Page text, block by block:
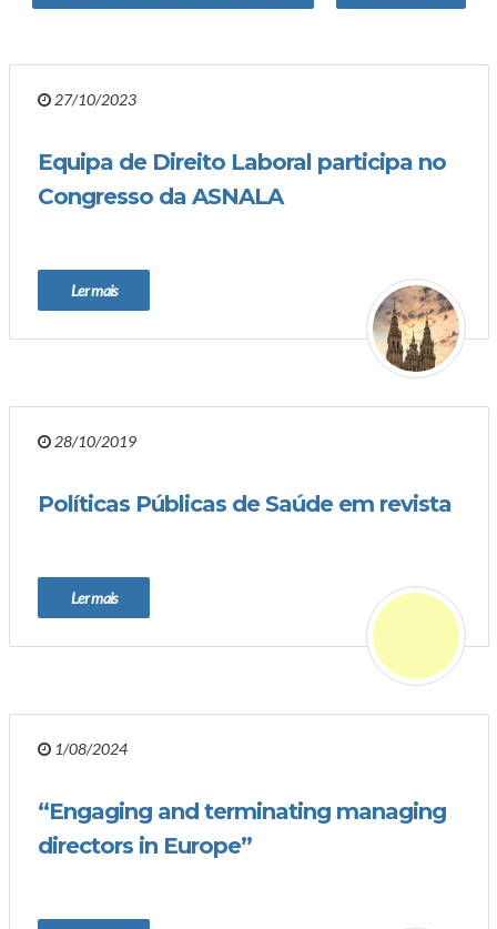
27/10/2023
Equipa de Direito Laboral participa no
Congresso da ASNALA
Ler mais
28/10/2019
Políticas Públicas de Saúde em revista
Ler mais
1/08/2024
“Engaging and terminating managing
directors in Europe”